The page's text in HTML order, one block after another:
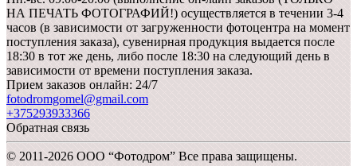
НА ПЕЧАТЬ ФОТОГРАФИЙ!) осуществляется в течении 3-4
часов (в зависимости от загруженности фотоцентра на момент
поступления заказа), сувенирная продукция выдается после
18:30 в тот же день, либо после 18:30 на следующий день в
зависимости от времени поступления заказа.
Прием заказов онлайн: 24/7
fotodromgomel@gmail.com
+375293933366
Обратная связь
© 2011-2026 ООО “Фотодром” Все права защищены.